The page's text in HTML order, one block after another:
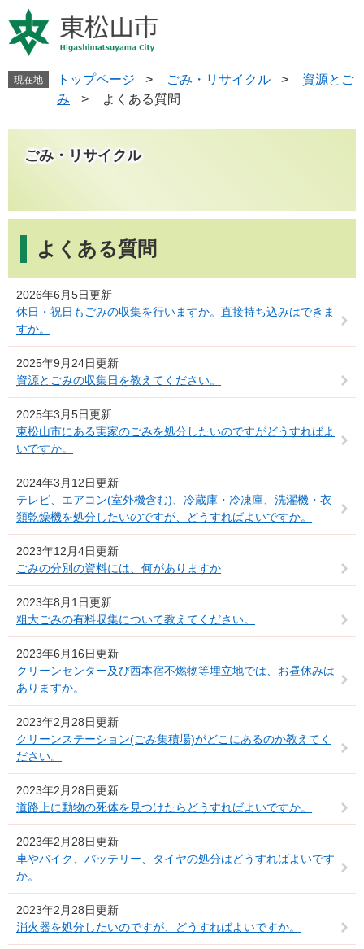
ー
ジ
す
ニ
ュ
し
現在地 トップページ > ごみ・リサイクル >
資源とご
み
> よくある質問
ごみ・リサイクル
よくある質問
2026年6月5日更新
休日・祝日もごみの収集を行いますか。直接持ち込みはできま
すか。
2025年9月24日更新
資源とごみの収集日を教えてください。
2025年3月5日更新
東松山市にある実家のごみを処分したいのですがどうすればよ
いですか。
2024年3月12日更新
テレビ、エアコン(室外機含む)、冷蔵庫・冷凍庫、洗濯機・衣
類乾燥機を処分したいのですが、どうすればよいですか。
2023年12月4日更新
ごみの分別の資料には、何がありますか
2023年8月1日更新
粗大ごみの有料収集について教えてください。
2023年6月16日更新
クリーンセンター及び西本宿不燃物等埋立地では、お昼休みは
ありますか。
2023年2月28日更新
クリーンステーション(ごみ集積場)がどこにあるのか教えてく
ださい。
2023年2月28日更新
道路上に動物の死体を見つけたらどうすればよいですか。
2023年2月28日更新
車やバイク、バッテリー、タイヤの処分はどうすればよいです
か。
2023年2月28日更新
消火器を処分したいのですが、どうすればよいですか。